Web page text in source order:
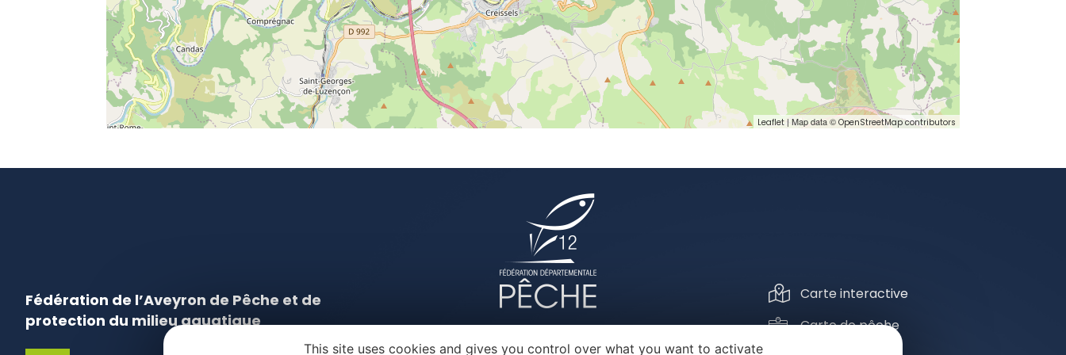
Leaflet| Map data © OpenStreetMap contributors
Fédération de l’Aveyron de Pêche et de
protection du milieu aquatique
Carte interactive
Carte de pêche
This site uses cookies and gives you control over what you want to activate